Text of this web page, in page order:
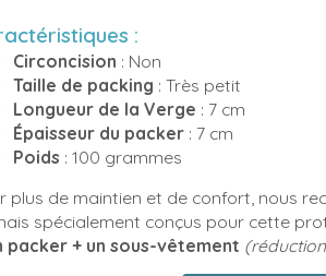
:
Circoncision : Non
Taille de packing : Très petit
Longueur de la Verge : 7 cm
Épaisseur du packer : 7 cm
Poids : 100 grammes
plus de maintien et de confort, nous
spécialement conçus pour cette
packer + un sous-vêtement